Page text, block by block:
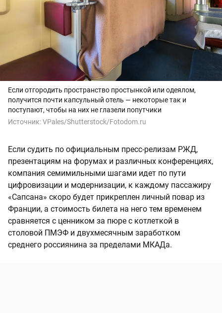
Если отгородить пространство простынкой или одеялом,
получится почти капсульный отель — некоторые так и
поступают, чтобы на них не глазели попутчики
Источник:VPales/Shutterstock/Fotodom.ru
Если судить по официальным пресс-релизам РЖД,
презентациям на форумах и различных конференциях,
компания семимильными шагами идет по пути
цифровизации и модернизации, к каждому пассажиру
«Сапсана» скоро будет прикреплен личный повар из
Франции, а стоимость билета на него тем временем
сравняется с ценником за пюре с котлеткой в
столовой ПМЭФ и двухмесячным заработком
среднего россиянина за пределами МКАДа.